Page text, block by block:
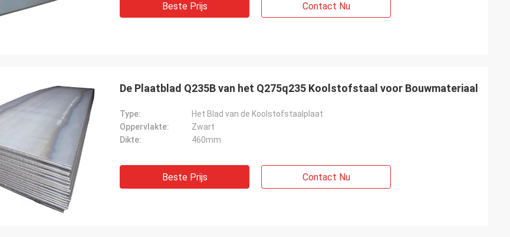
Beste Prijs Contact Nu
De Plaatblad Q235B van het Q275q235 Koolstofstaal voor Bouwmateriaal
Type:
Het Blad van de Koolstofstaalplaat
Oppervlakte:
Zwart
Dikte:
460mm
Beste Prijs Contact Nu